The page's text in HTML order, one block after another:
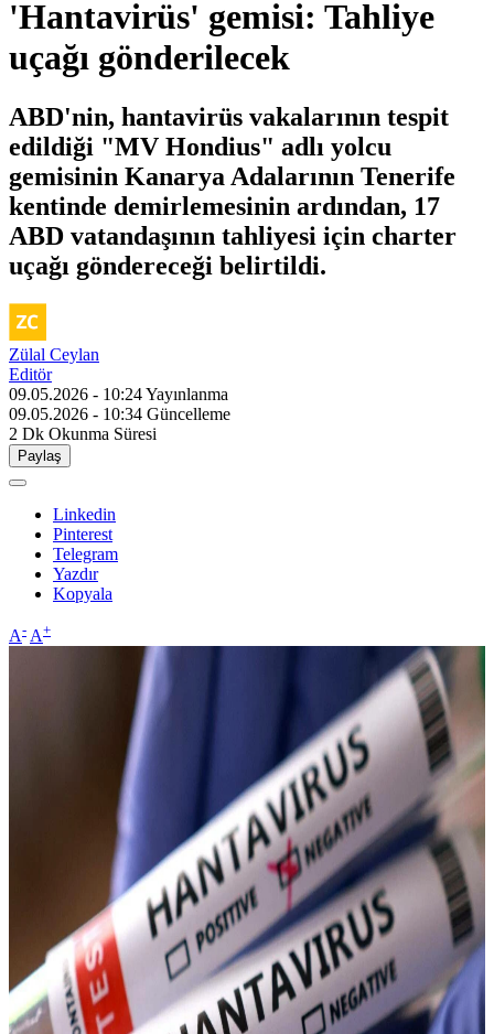
'Hantavirüs' gemisi: Tahliye
uçağı gönderilecek
ABD'nin, hantavirüs vakalarının tespit
edildiği "MV Hondius" adlı yolcu
gemisinin Kanarya Adalarının Tenerife
kentinde demirlemesinin ardından, 17
ABD vatandaşının tahliyesi için charter
uçağı göndereceği belirtildi.
Zülal Ceylan
Editör
09.05.2026 - 10:24Yayınlanma
09.05.2026 - 10:34 Güncelleme
2 Dk Okunma Süresi
Paylaş
Linkedin
Pinterest
Telegram
Yazdır
Kopyala
A- A+